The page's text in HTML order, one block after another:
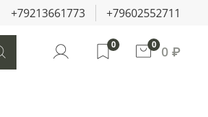
+79213661773 +79602552711
0 0 0 ₽